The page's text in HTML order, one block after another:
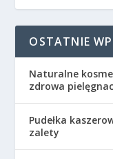
OSTATNIE
Naturalne
zdrowa
Pudełka
zalety